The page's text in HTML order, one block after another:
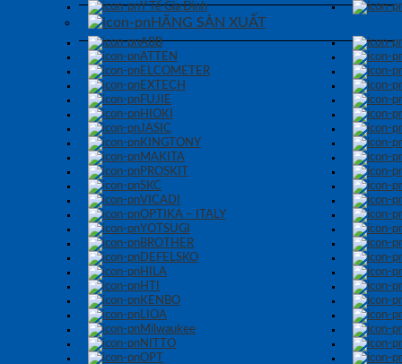
Y Tế Gia Đình
HÃNG SẢN XUẤT
ABB
ATTEN
ELCOMETER
EXTECH
FUJIE
HIOKI
JASIC
KINGTONY
MAKITA
PROSKIT
SKC
VICADI
OPTIKA – ITALY
YOTSUGI
BROTHER
DEFELSKO
HILA
HTI
KENBO
LIOA
Milwaukee
NITTO
OPT